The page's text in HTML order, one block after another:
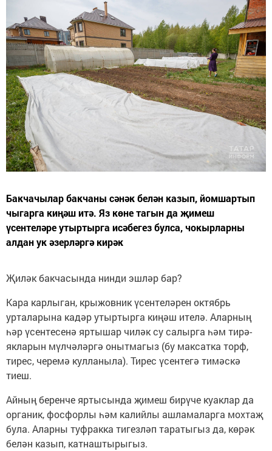
Бакчачылар бакчаны сәнәк белән казып, йомшартып
чыгарга киңәш итә. Яз көне тагын да җимеш
үсентеләре утыртырга исәбегез булса, чокырларны
алдан ук әзерләргә кирәк
Җиләк бакчасында нинди эшләр бар?
Кара карлыган, крыжовник үсентеләрен октябрь
урталарына кадәр утыртырга киңәш ителә. Аларның
һәр үсентесенә яртышар чиләк су салырга һәм тирә-
якларын мүлчәләргә онытмагыз (бу максатка торф,
тирес, черемә кулланыла). Тирес үсентегә тимәскә
тиеш.
Айның беренче яртысында җимеш бирүче куаклар да
органик, фосфорлы һәм калийлы ашламаларга мохтаҗ
була. Аларны туфракка тигезләп таратыгыз да, көрәк
белән казып, катнаштырыгыз.